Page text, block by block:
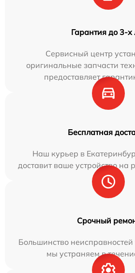
Гарантия до 3-х
Сервисный центр
оригинальные запчасти
предоставляет
Бесплатная
Наш курьер в
доставит ваше устройство на
Срочный
Большинство неисправностей
мы устраняем в